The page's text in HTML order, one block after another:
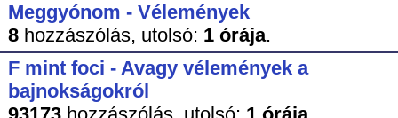
Meggyónom - Vélemények
8hozzászólás, utolsó: 1 órája.
F mint foci - Avagy vélemények a
bajnokságokról